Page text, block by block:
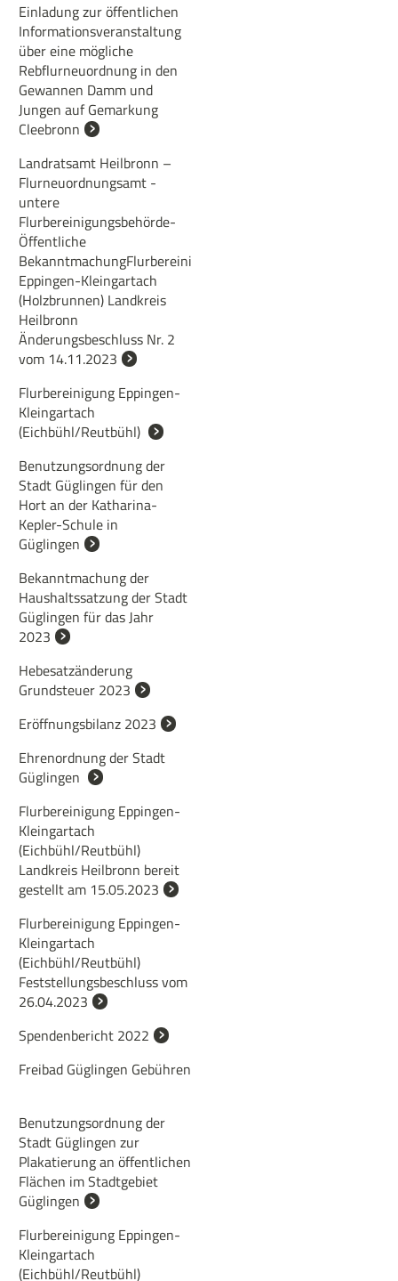
Einladung zur öffentlichen
Informationsveranstaltung
über eine mögliche
Rebflurneuordnung in den
Gewannen Damm und
Jungen auf Gemarkung
Cleebronn
Landratsamt Heilbronn –
Flurneuordnungsamt -
untere
Flurbereinigungsbehörde-
Öffentliche
BekanntmachungFlurbereinigung
Eppingen-Kleingartach
(Holzbrunnen) Landkreis
Heilbronn
Änderungsbeschluss Nr. 2
vom 14.11.2023
Flurbereinigung Eppingen-
Kleingartach
(Eichbühl/Reutbühl)
Benutzungsordnung der
Stadt Güglingen für den
Hort an der Katharina-
Kepler-Schule in
Güglingen
Bekanntmachung der
Haushaltssatzung der Stadt
Güglingen für das Jahr
2023
Hebesatzänderung
Grundsteuer 2023
Eröffnungsbilanz 2023
Ehrenordnung der Stadt
Güglingen
Flurbereinigung Eppingen-
Kleingartach
(Eichbühl/Reutbühl)
Landkreis Heilbronn bereit
gestellt am 15.05.2023
Flurbereinigung Eppingen-
Kleingartach
(Eichbühl/Reutbühl)
Feststellungsbeschluss vom
26.04.2023
Spendenbericht 2022
Freibad Güglingen Gebühren
Benutzungsordnung der
Stadt Güglingen zur
Plakatierung an öffentlichen
Flächen im Stadtgebiet
Güglingen
Flurbereinigung Eppingen-
Kleingartach
(Eichbühl/Reutbühl)